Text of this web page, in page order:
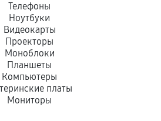
Телефоны
Ноутбуки
Видеокарты
Проекторы
Моноблоки
Планшеты
Компьютеры
платы
Мониторы